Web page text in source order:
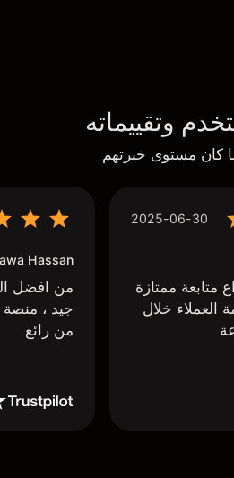
وتقييماته
كان مستوى خبرتهم
2025-06-30
متابعة ممتازة
خلال
Hassan
من افضل
جيد ،
من رائع